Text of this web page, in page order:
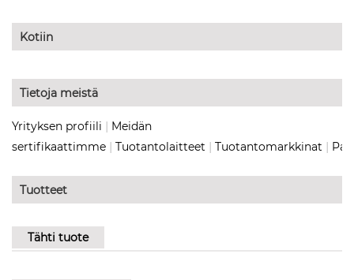
Kotiin
Tietoja meistä
Yrityksen profiili | Meidän
sertifikaattimme | Tuotantolaitteet | Tuotantomarkkinat |
Tuotteet
Tähti tuote